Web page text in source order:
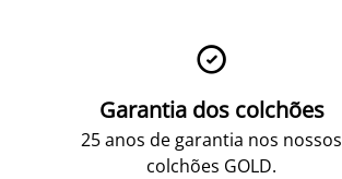

Garantia dos colchões
25 anos de garantia nos nossos
colchões GOLD.